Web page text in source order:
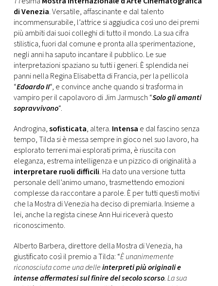
CONSIGLIA
di Venezia. Versatile, affascinante e dal talento
incommensurabile, l’attrice si aggiudica così uno dei premi
più ambiti dai suoi colleghi di tutto il mondo. La sua cifra
stilistica, fuori dal comune e pronta alla sperimentazione,
negli anni ha saputo incantare il pubblico. Le sue
interpretazioni spaziano su tutti i generi. È splendida nei
panni nella Regina Elisabetta di Francia, per la pellicola
“Edoardo II“, e convince anche quando si trasforma in
vampiro per il capolavoro di Jim Jarmusch “Solo gli amanti
sopravvivono“.
Androgina,sofisticata, altera. Intensa e dal fascino senza
tempo, Tilda si è messa sempre in gioco nel suo lavoro, ha
esplorato terreni mai esplorati prima, è riuscita con
eleganza, estrema intelligenza e un pizzico di originalità a
interpretare ruoli difficili. Ha dato una versione tutta
personale dell’animo umano, trasmettendo emozioni
complesse da raccontare a parole. È per tutti questi motivi
che la Mostra di Venezia ha deciso di premiarla. Insieme a
lei, anche la regista cinese Ann Hui riceverà questo
riconoscimento.
Alberto Barbera, direttore della Mostra di Venezia, ha
giustificato così il premio a Tilda: “È unanimemente
riconosciuta come una delleinterpreti più originali e
intense affermatesi sul finire del secolo scorso. La sua